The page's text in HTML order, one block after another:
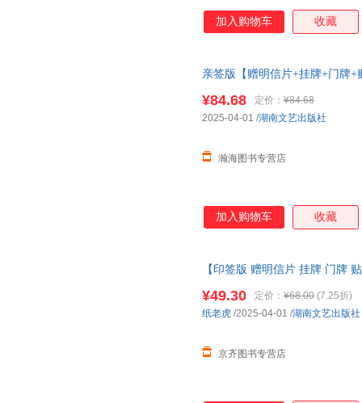
加入购物车 收藏
亲签版【赠明信片+挂牌+门牌+
帮助请联系客服】
¥84.68 定价： ¥84.68
瀚海图书专营店
2025-04-01 /湖南文艺出版社
加入购物车 收藏
【印签版 赠明信片 挂牌 门牌
¥49.30 定价： ¥68.00 (7.25折)
京齐图书专营店
纸老虎 /2025-04-01 /湖南文艺出版社